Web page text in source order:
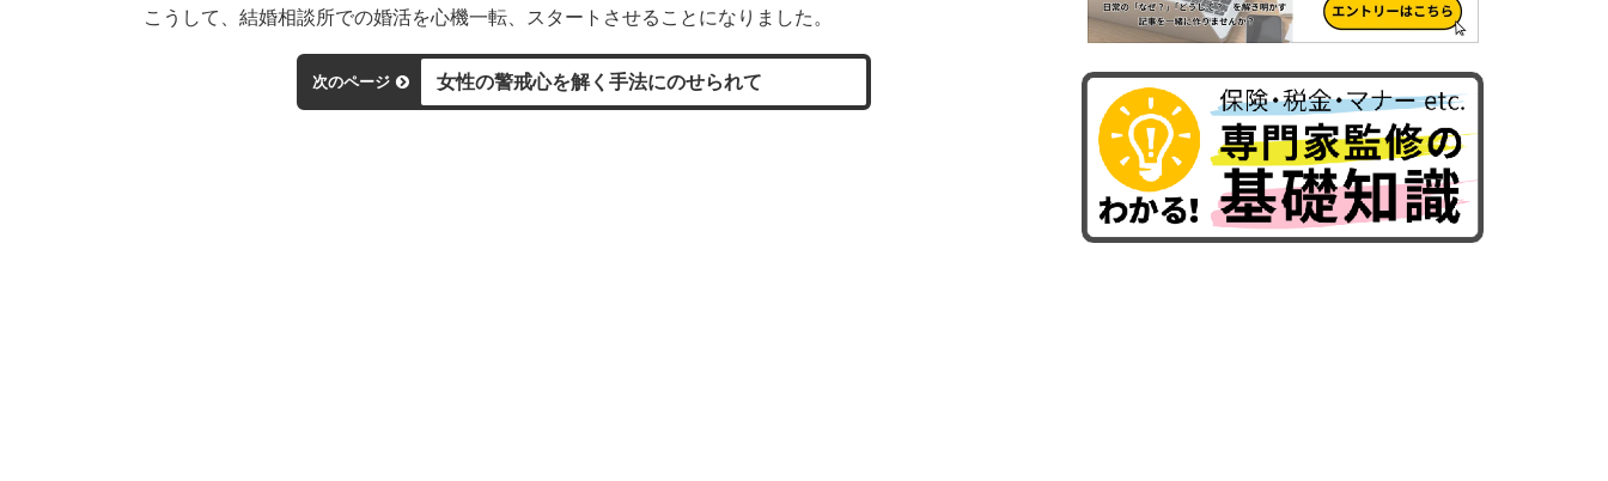
こうして、結婚相談所での婚活を心機一転、スタートさせることになりました。
次のページ 女性の警戒心を解く手法にのせられて